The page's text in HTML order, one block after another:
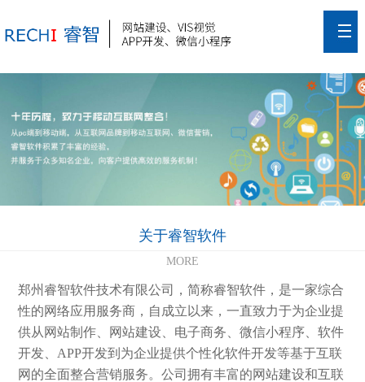
关于睿智软件
MORE
郑州睿智软件技术有限公司，简称睿智软件，是一家综合
性的网络应用服务商，自成立以来，一直致力于为企业提
供从网站制作、网站建设、电子商务、微信小程序、软件
开发、APP开发到为企业提供个性化软件开发等基于互联
网的全面整合营销服务。公司拥有丰富的网站建设和互联